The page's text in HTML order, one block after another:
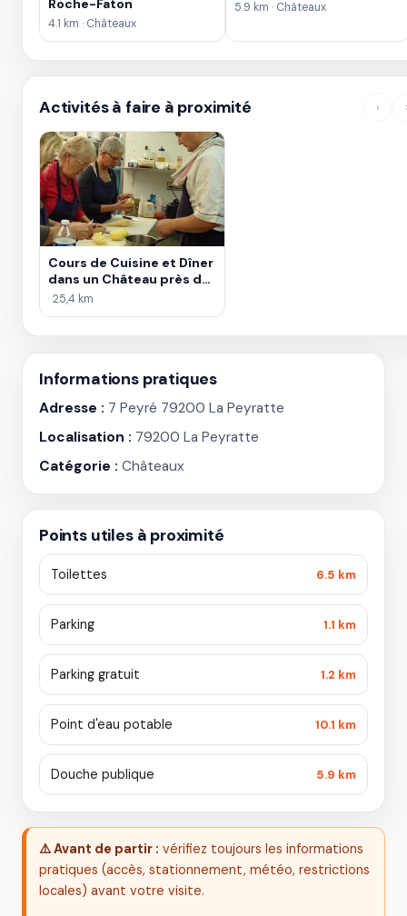
Roche-Faton
4.1 km · Châteaux
5.9 km · Châteaux
Activités à faire à proximité ‹
Cours de Cuisine et Dîner
dans un Château près de
Poitiers
· 25,4 km
Informations pratiques
Adresse : 7 Peyré 79200 La Peyratte
Localisation : 79200 La Peyratte
Catégorie : Châteaux
Points utiles à proximité
Toilettes 6.5 km
Parking 1.1 km
Parking gratuit 1.2 km
Point d'eau potable 10.1 km
Douche publique 5.9 km
⚠️ Avant de partir : vérifiez toujours les informations
pratiques (accès, stationnement, météo, restrictions
locales) avant votre visite.